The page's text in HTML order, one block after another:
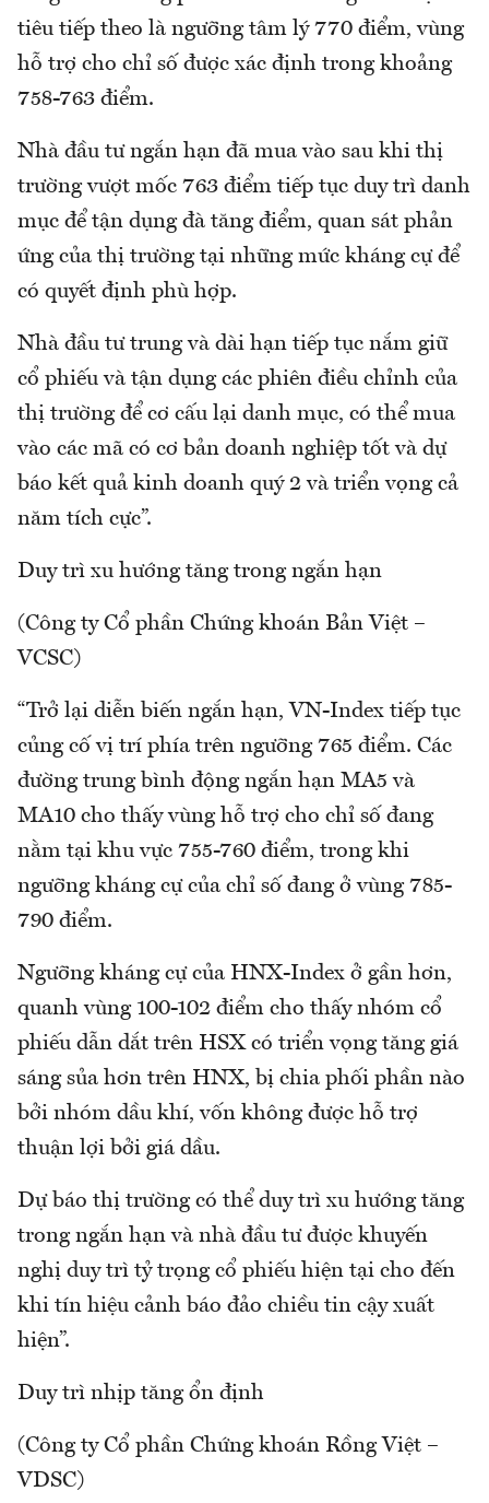
tiêu tiếp theo là ngưỡng tâm lý 770 điểm, vùng
hỗ trợ cho chỉ số được xác định trong khoảng
758-763 điểm.
Nhà đầu tư ngắn hạn đã mua vào sau khi thị
trường vượt mốc 763 điểm tiếp tục duy trì danh
mục để tận dụng đà tăng điểm, quan sát phản
ứng của thị trường tại những mức kháng cự để
có quyết định phù hợp.
Nhà đầu tư trung và dài hạn tiếp tục nắm giữ
cổ phiếu và tận dụng các phiên điều chỉnh của
thị trường để cơ cấu lại danh mục, có thể mua
vào các mã có cơ bản doanh nghiệp tốt và dự
báo kết quả kinh doanh quý 2 và triển vọng cả
năm tích cực”.
Duy trì xu hướng tăng trong ngắn hạn
(Công ty Cổ phần Chứng khoán Bản Việt –
VCSC)
“Trở lại diễn biến ngắn hạn, VN-Index tiếp tục
củng cố vị trí phía trên ngưỡng 765 điểm. Các
đường trung bình động ngắn hạn MA5 và
MA10 cho thấy vùng hỗ trợ cho chỉ số đang
nằm tại khu vực 755-760 điểm, trong khi
ngưỡng kháng cự của chỉ số đang ở vùng 785-
790 điểm.
Ngưỡng kháng cự của HNX-Index ở gần hơn,
quanh vùng 100-102 điểm cho thấy nhóm cổ
phiếu dẫn dắt trên HSX có triển vọng tăng giá
sáng sủa hơn trên HNX, bị chia phối phần nào
bởi nhóm dầu khí, vốn không được hỗ trợ
thuận lợi bởi giá dầu.
Dự báo thị trường có thể duy trì xu hướng tăng
trong ngắn hạn và nhà đầu tư được khuyến
nghị duy trì tỷ trọng cổ phiếu hiện tại cho đến
khi tín hiệu cảnh báo đảo chiều tin cậy xuất
hiện”.
Duy trì nhịp tăng ổn định
(Công ty Cổ phần Chứng khoán Rồng Việt –
VDSC)